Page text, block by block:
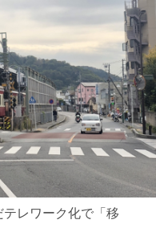
レワーク化で「移